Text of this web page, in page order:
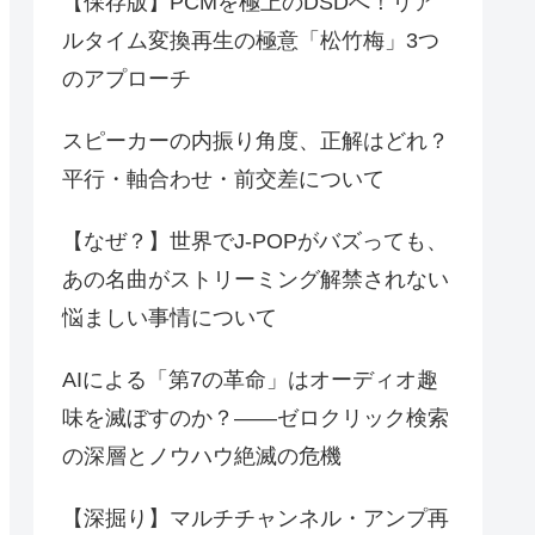
ルタイム変換再生の極意「松竹梅」3つ
のアプローチ
スピーカーの内振り角度、正解はどれ？
平行・軸合わせ・前交差について
【なぜ？】世界でJ-POPがバズっても、
あの名曲がストリーミング解禁されない
悩ましい事情について
AIによる「第7の革命」はオーディオ趣
味を滅ぼすのか？――ゼロクリック検索
の深層とノウハウ絶滅の危機
【深掘り】マルチチャンネル・アンプ再